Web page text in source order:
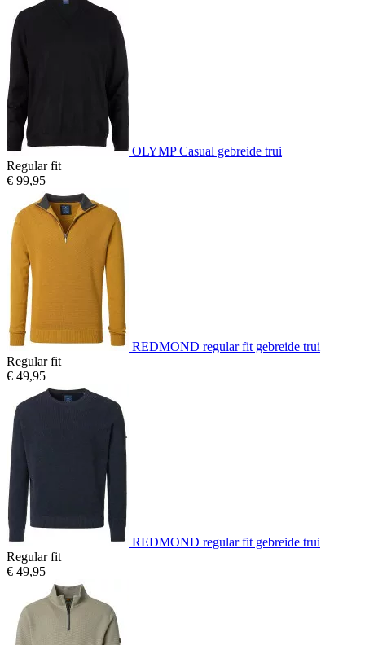
OLYMP Casual gebreide trui
Regular fit
€ 99,95
REDMOND regular fit gebreide trui
Regular fit
€ 49,95
REDMOND regular fit gebreide trui
Regular fit
€ 49,95